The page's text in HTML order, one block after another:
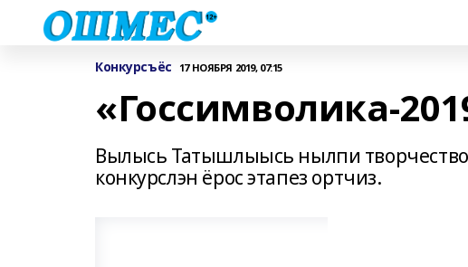
Конкурсъёс 17 НОЯБРЯ 2019, 07:15
«Госсимволика-
Вылысь Татышлыысь нылпи
конкурслэн ёрос этапез ортчиз.